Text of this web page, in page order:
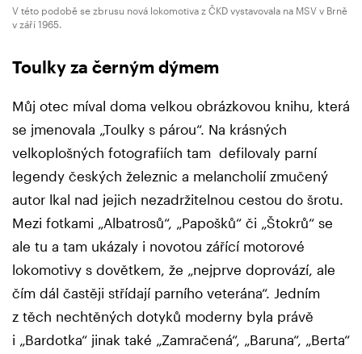
V této podobě se zbrusu nová lokomotiva z ČKD vystavovala na MSV v Brně
v září 1965.
Toulky za černým dýmem
Můj otec míval doma velkou obrázkovou knihu, která
se jmenovala „Toulky s párou“. Na krásných
velkoplošných fotografiích tam defilovaly parní
legendy českých železnic a melancholií zmučený
autor lkal nad jejich nezadržitelnou cestou do šrotu.
Mezi fotkami „Albatrosů“, „Papošků“ či „Štokrů“ se
ale tu a tam ukázaly i novotou zářící motorové
lokomotivy s dovětkem, že „nejprve doprovází, ale
čím dál častěji střídají parního veterána“. Jedním
z těch nechtěných dotyků moderny byla právě
i „Bardotka“ jinak také „Zamračená“, „Baruna“, „Berta“